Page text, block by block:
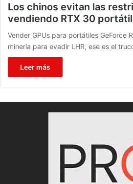
Los chinos evitan las
vendiendo RTX 30
Vender GPUs para portátiles GeForce
minería para evadir LHR, ese es el
Leer más